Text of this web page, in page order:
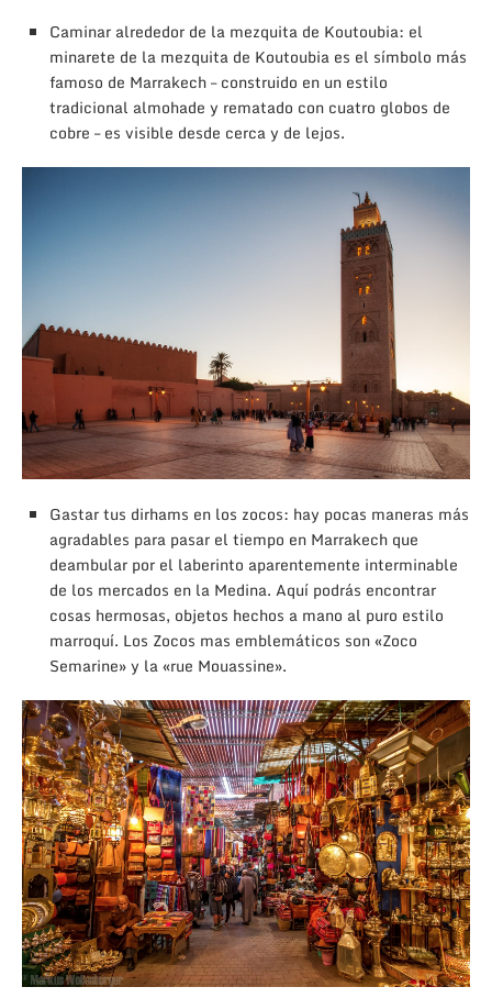
Caminar alrededor de la mezquita de Koutoubia: el
minarete de la mezquita de Koutoubia es el símbolo más
famoso de Marrakech – construido en un estilo
tradicional almohade y rematado con cuatro globos de
cobre – es visible desde cerca y de lejos.
Gastar tus dirhams en los zocos: hay pocas maneras más
agradables para pasar el tiempo en Marrakech que
deambular por el laberinto aparentemente interminable
de los mercados en la Medina. Aquí podrás encontrar
cosas hermosas, objetos hechos a mano al puro estilo
marroquí. Los Zocos mas emblemáticos son «Zoco
Semarine» y la «rue Mouassine».